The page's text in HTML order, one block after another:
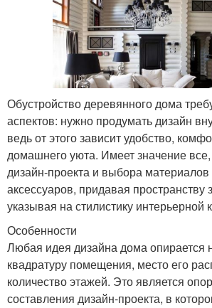
Обустройство деревянного дома
аспектов: нужно продумать дизайн
ведь от этого зависит удобство,
домашнего уюта. Имеет значение
дизайн-проекта и выбора материалов
аксессуаров, придавая пространству
указывая на стилистику интерьерной
Особенности
Любая идея дизайна дома
квадратуру помещения, место его
количество этажей. Это является
составления дизайн-проекта, в